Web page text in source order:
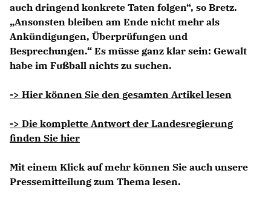
auch dringend konkrete Taten folgen“, so Bretz.
Ansonsten bleiben am Ende nicht mehr als
Ankündigungen, Überprüfungen und
Besprechungen.“ Es müsse ganz klar sein: Gewalt
habe im Fußball nichts zu suchen.
-> Hier können Sie den gesamten Artikel lesen
-> Die komplette Antwort der Landesregierung
finden Sie hier
Mit einem Klick auf mehr können Sie auch unsere
Pressemitteilung zum Thema lesen.